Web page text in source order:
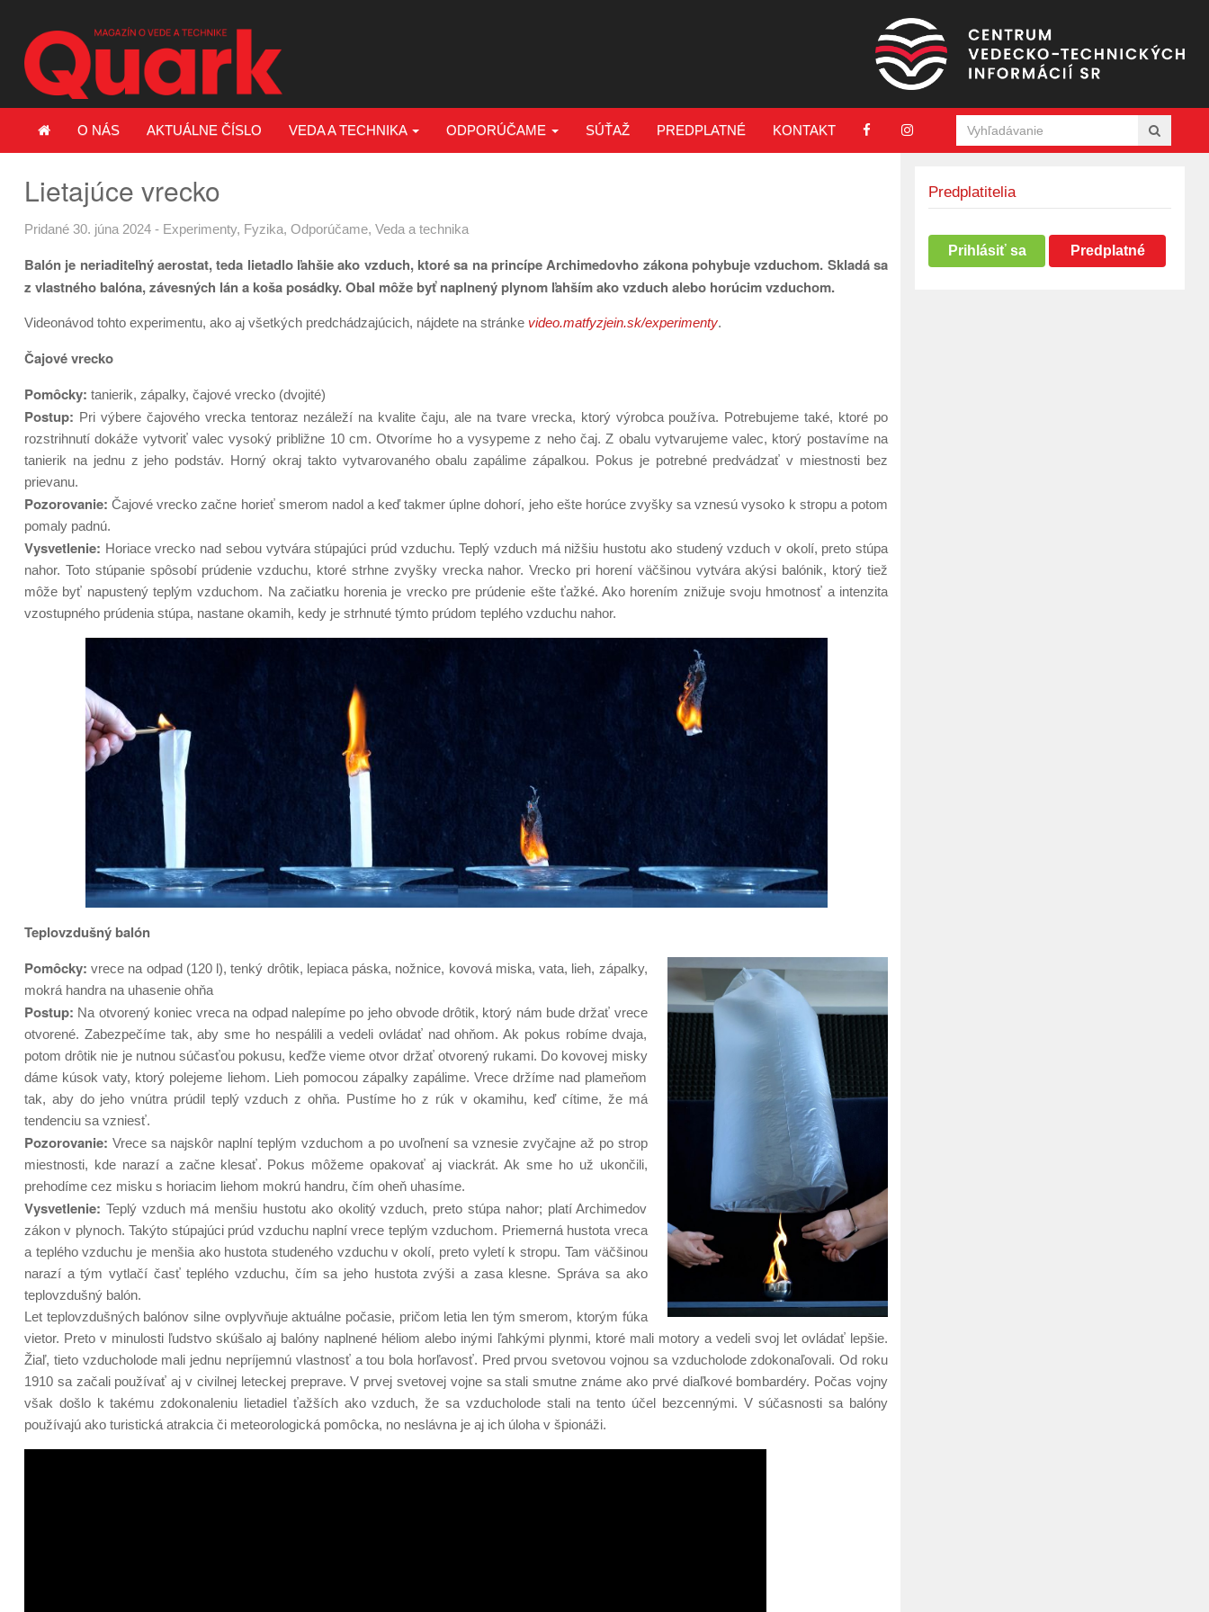
O NÁS AKTUÁLNE ČÍSLO VEDA A TECHNIKA ODPORÚČAME SÚŤAŽ PREDPLATNÉ KONTAKT
Lietajúce vrecko
Pridané 30. júna 2024 - Experimenty, Fyzika, Odporúčame, Veda a technika
Balón je neriaditeľný aerostat, teda lietadlo ľahšie ako vzduch, ktoré sa na princípe Archimedovho zákona pohybuje vzduchom. Skladá sa
z vlastného balóna, závesných lán a koša posádky. Obal môže byť naplnený plynom ľahším ako vzduch alebo horúcim vzduchom.
Videonávod tohto experimentu, ako aj všetkých predchádzajúcich, nájdete na stránke video.matfyzjein.sk/experimenty.
Čajové vrecko
Pomôcky: tanierik, zápalky, čajové vrecko (dvojité)
Postup: Pri výbere čajového vrecka tentoraz nezáleží na kvalite čaju, ale na tvare vrecka, ktorý výrobca používa. Potrebujeme také, ktoré po
rozstrihnutí dokáže vytvoriť valec vysoký približne 10 cm. Otvoríme ho a vysypeme z neho čaj. Z obalu vytvarujeme valec, ktorý postavíme na
tanierik na jednu z jeho podstáv. Horný okraj takto vytvarovaného obalu zapálime zápalkou. Pokus je potrebné predvádzať v miestnosti bez
prievanu.
Pozorovanie: Čajové vrecko začne horieť smerom nadol a keď takmer úplne dohorí, jeho ešte horúce zvyšky sa vznesú vysoko k stropu a potom
pomaly padnú.
Vysvetlenie: Horiace vrecko nad sebou vytvára stúpajúci prúd vzduchu. Teplý vzduch má nižšiu hustotu ako studený vzduch v okolí, preto stúpa
nahor. Toto stúpanie spôsobí prúdenie vzduchu, ktoré strhne zvyšky vrecka nahor. Vrecko pri horení väčšinou vytvára akýsi balónik, ktorý tiež
môže byť napustený teplým vzduchom. Na začiatku horenia je vrecko pre prúdenie ešte ťažké. Ako horením znižuje svoju hmotnosť a intenzita
vzostupného prúdenia stúpa, nastane okamih, kedy je strhnuté týmto prúdom teplého vzduchu nahor.
Teplovzdušný balón
Pomôcky: vrece na odpad (120 l), tenký drôtik, lepiaca páska, nožnice, kovová miska, vata, lieh, zápalky,
mokrá handra na uhasenie ohňa
Postup: Na otvorený koniec vreca na odpad nalepíme po jeho obvode drôtik, ktorý nám bude držať vrece
otvorené. Zabezpečíme tak, aby sme ho nespálili a vedeli ovládať nad ohňom. Ak pokus robíme dvaja,
potom drôtik nie je nutnou súčasťou pokusu, keďže vieme otvor držať otvorený rukami. Do kovovej misky
dáme kúsok vaty, ktorý polejeme liehom. Lieh pomocou zápalky zapálime. Vrece držíme nad plameňom
tak, aby do jeho vnútra prúdil teplý vzduch z ohňa. Pustíme ho z rúk v okamihu, keď cítime, že má
tendenciu sa vzniesť.
Pozorovanie: Vrece sa najskôr naplní teplým vzduchom a po uvoľnení sa vznesie zvyčajne až po strop
miestnosti, kde narazí a začne klesať. Pokus môžeme opakovať aj viackrát. Ak sme ho už ukončili,
prehodíme cez misku s horiacim liehom mokrú handru, čím oheň uhasíme.
Vysvetlenie: Teplý vzduch má menšiu hustotu ako okolitý vzduch, preto stúpa nahor; platí Archimedov
zákon v plynoch. Takýto stúpajúci prúd vzduchu naplní vrece teplým vzduchom. Priemerná hustota vreca
a teplého vzduchu je menšia ako hustota studeného vzduchu v okolí, preto vyletí k stropu. Tam väčšinou
narazí a tým vytlačí časť teplého vzduchu, čím sa jeho hustota zvýši a zasa klesne. Správa sa ako
teplovzdušný balón.
Let teplovzdušných balónov silne ovplyvňuje aktuálne počasie, pričom letia len tým smerom, ktorým fúka
vietor. Preto v minulosti ľudstvo skúšalo aj balóny naplnené héliom alebo inými ľahkými plynmi, ktoré mali motory a vedeli svoj let ovládať lepšie.
Žiaľ, tieto vzducholode mali jednu nepríjemnú vlastnosť a tou bola horľavosť. Pred prvou svetovou vojnou sa vzducholode zdokonaľovali. Od roku
1910 sa začali používať aj v civilnej leteckej preprave. V prvej svetovej vojne sa stali smutne známe ako prvé diaľkové bombardéry. Počas vojny
však došlo k takému zdokonaleniu lietadiel ťažších ako vzduch, že sa vzducholode stali na tento účel bezcennými. V súčasnosti sa balóny
používajú ako turistická atrakcia či meteorologická pomôcka, no neslávna je aj ich úloha v špionáži.
Predplatitelia
Prihlásiť sa Predplatné